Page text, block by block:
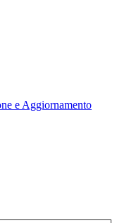
e Aggiornamento